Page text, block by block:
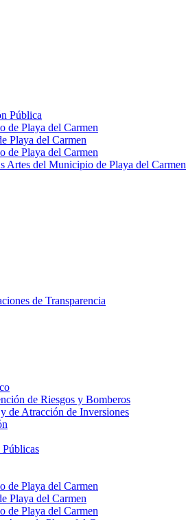
Pública
de Playa del Carmen
Playa del Carmen
de Playa del Carmen
Artes del Municipio de Playa del Carmen
de Transparencia
de Riesgos y Bomberos
de Atracción de Inversiones
Públicas
de Playa del Carmen
Playa del Carmen
de Playa del Carmen